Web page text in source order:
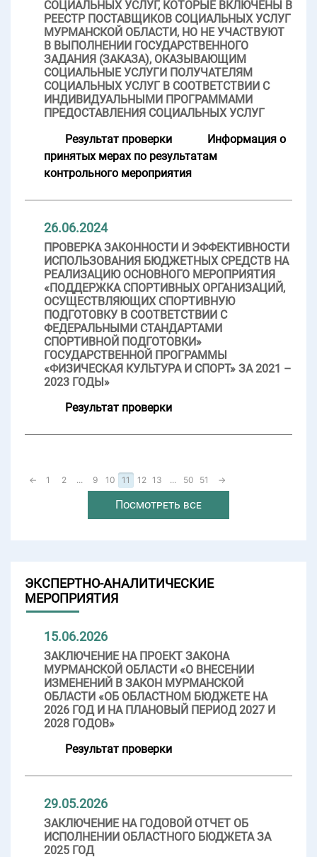
СОЦИАЛЬНЫХ УСЛУГ, КОТОРЫЕ ВКЛЮЧЕНЫ В
РЕЕСТР ПОСТАВЩИКОВ СОЦИАЛЬНЫХ УСЛУГ
МУРМАНСКОЙ ОБЛАСТИ, НО НЕ УЧАСТВУЮТ
В ВЫПОЛНЕНИИ ГОСУДАРСТВЕННОГО
ЗАДАНИЯ (ЗАКАЗА), ОКАЗЫВАЮЩИМ
СОЦИАЛЬНЫЕ УСЛУГИ ПОЛУЧАТЕЛЯМ
СОЦИАЛЬНЫХ УСЛУГ В СООТВЕТСТВИИ С
ИНДИВИДУАЛЬНЫМИ ПРОГРАММАМИ
ПРЕДОСТАВЛЕНИЯ СОЦИАЛЬНЫХ УСЛУГ
Результат проверки
Информация о
принятых мерах по результатам
контрольного мероприятия
26.06.2024
ПРОВЕРКА ЗАКОННОСТИ И ЭФФЕКТИВНОСТИ
ИСПОЛЬЗОВАНИЯ БЮДЖЕТНЫХ СРЕДСТВ НА
РЕАЛИЗАЦИЮ ОСНОВНОГО МЕРОПРИЯТИЯ
«ПОДДЕРЖКА СПОРТИВНЫХ ОРГАНИЗАЦИЙ,
ОСУЩЕСТВЛЯЮЩИХ СПОРТИВНУЮ
ПОДГОТОВКУ В СООТВЕТСТВИИ С
ФЕДЕРАЛЬНЫМИ СТАНДАРТАМИ
СПОРТИВНОЙ ПОДГОТОВКИ»
ГОСУДАРСТВЕННОЙ ПРОГРАММЫ
«ФИЗИЧЕСКАЯ КУЛЬТУРА И СПОРТ» ЗА 2021 –
2023 ГОДЫ»
Результат проверки
← 1 2 ... 9 10 11 12 13 ... 50 51 →
Посмотреть все
ЭКСПЕРТНО-АНАЛИТИЧЕСКИЕ
МЕРОПРИЯТИЯ
15.06.2026
ЗАКЛЮЧЕНИЕ НА ПРОЕКТ ЗАКОНА
МУРМАНСКОЙ ОБЛАСТИ «О ВНЕСЕНИИ
ИЗМЕНЕНИЙ В ЗАКОН МУРМАНСКОЙ
ОБЛАСТИ «ОБ ОБЛАСТНОМ БЮДЖЕТЕ НА
2026 ГОД И НА ПЛАНОВЫЙ ПЕРИОД 2027 И
2028 ГОДОВ»
Результат проверки
29.05.2026
ЗАКЛЮЧЕНИЕ НА ГОДОВОЙ ОТЧЕТ ОБ
ИСПОЛНЕНИИ ОБЛАСТНОГО БЮДЖЕТА ЗА
2025 ГОД